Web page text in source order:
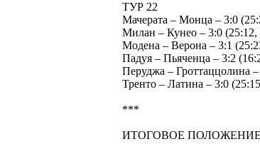
ТУР 22
Мачерата – Монца – 3:0
Милан – Кунео – 3:0 (25:12,
Модена – Верона – 3:1
Падуя – Пьяченца – 3:2
Перуджа – Гроттаццолина
Тренто – Латина – 3:0
***
ИТОГОВОЕ